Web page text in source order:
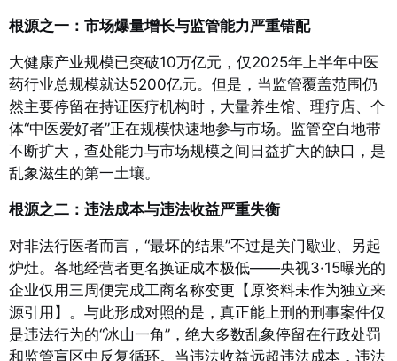
根源之一：市场爆量增长与监管能力严重错配
大健康产业规模已突破10万亿元，仅2025年上半年中医
药行业总规模就达5200亿元。但是，当监管覆盖范围仍
然主要停留在持证医疗机构时，大量养生馆、理疗店、个
体“中医爱好者”正在规模快速地参与市场。监管空白地带
不断扩大，查处能力与市场规模之间日益扩大的缺口，是
乱象滋生的第一土壤。
根源之二：违法成本与违法收益严重失衡
对非法行医者而言，“最坏的结果”不过是关门歇业、另起
炉灶。各地经营者更名换证成本极低——央视3·15曝光的
企业仅用三周便完成工商名称变更【原资料未作为独立来
源引用】。与此形成对照的是，真正能上刑的刑事案件仅
是违法行为的“冰山一角”，绝大多数乱象停留在行政处罚
和监管盲区中反复循环。当违法收益远超违法成本，违法